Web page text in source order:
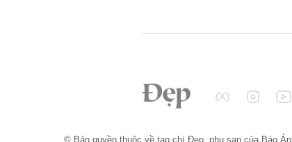
© Bản quyền thuộc về tạp chí Đẹp, phụ san của Báo